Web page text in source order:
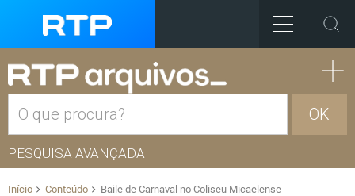
OK
PESQUISA AVANÇADA
Início Conteúdo Baile de Carnaval no Coliseu Micaelense